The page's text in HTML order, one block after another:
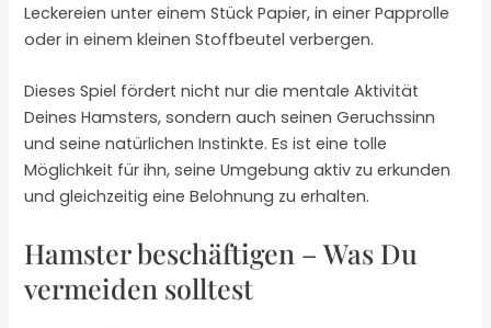
Leckereien unter einem Stück Papier, in einer Papprolle
oder in einem kleinen Stoffbeutel verbergen.
Dieses Spiel fördert nicht nur die mentale Aktivität
Deines Hamsters, sondern auch seinen Geruchssinn
und seine natürlichen Instinkte. Es ist eine tolle
Möglichkeit für ihn, seine Umgebung aktiv zu erkunden
und gleichzeitig eine Belohnung zu erhalten.
Hamster beschäftigen – Was Du
vermeiden solltest